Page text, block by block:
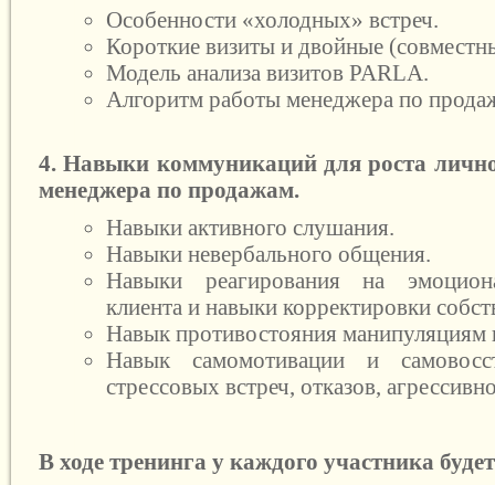
Особенности «холодных» встреч.
Короткие визиты и двойные
Модель анализа визитов PARLA.
Алгоритм работы менеджера по
4. Навыки коммуникаций для роста
менеджера по продажам.
Навыки активного слушания.
Навыки невербального общения.
Навыки реагирования на
клиента и навыки корректировки
Навык противостояния манипуляциям
Навык самомотивации и
стрессовых встреч, отказов,
В ходе тренинга у каждого участника